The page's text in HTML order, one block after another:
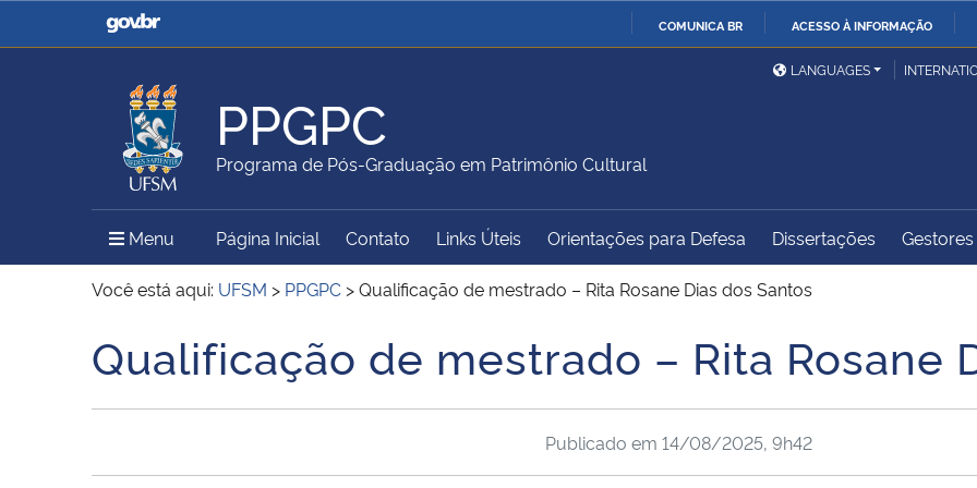
COMUNICA BR ACESSO À INFORMAÇÃO
Casa Civil
Ministério da Justiça e
Ministério da Defesa
Ministério das Relações
Exteriores
Ministério da Agricultura,
Pecuária e Abastecimento
Ministério da Educação
Ministério do Meio Ambiente Ministério do Turismo
Ministério do
Desenvolvimento Regional
Controladoria-Geral da
União
Secretaria de Governo
Gabinete de Segurança
Advocacia-Geral da União Banco Central do Brasil
LANGUAGES
PPGPC
Programa de Pós-Graduação em Patrimônio Cultural
Menu Menu Principal do Sítio
Página Inicial Contato Links Úteis Orientações para Defesa Dissertações
Você está aqui: UFSM > PPGPC >Qualificação de mestrado – Rita Rosane Dias dos Santos
Início do conteúdo
Qualificação de mestrado – Rita Rosane
Publicado em 14/08/2025, 9h42